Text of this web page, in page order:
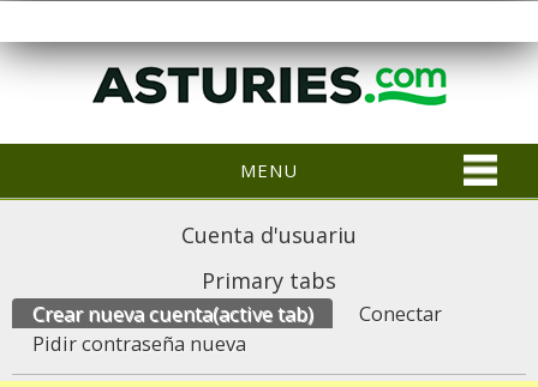
MENU
Cuenta d'usuariu
Primary tabs
Crear nueva cuenta(active tab)
Conectar
Pidir contraseña nueva